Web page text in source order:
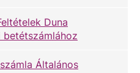
Duna
Általános